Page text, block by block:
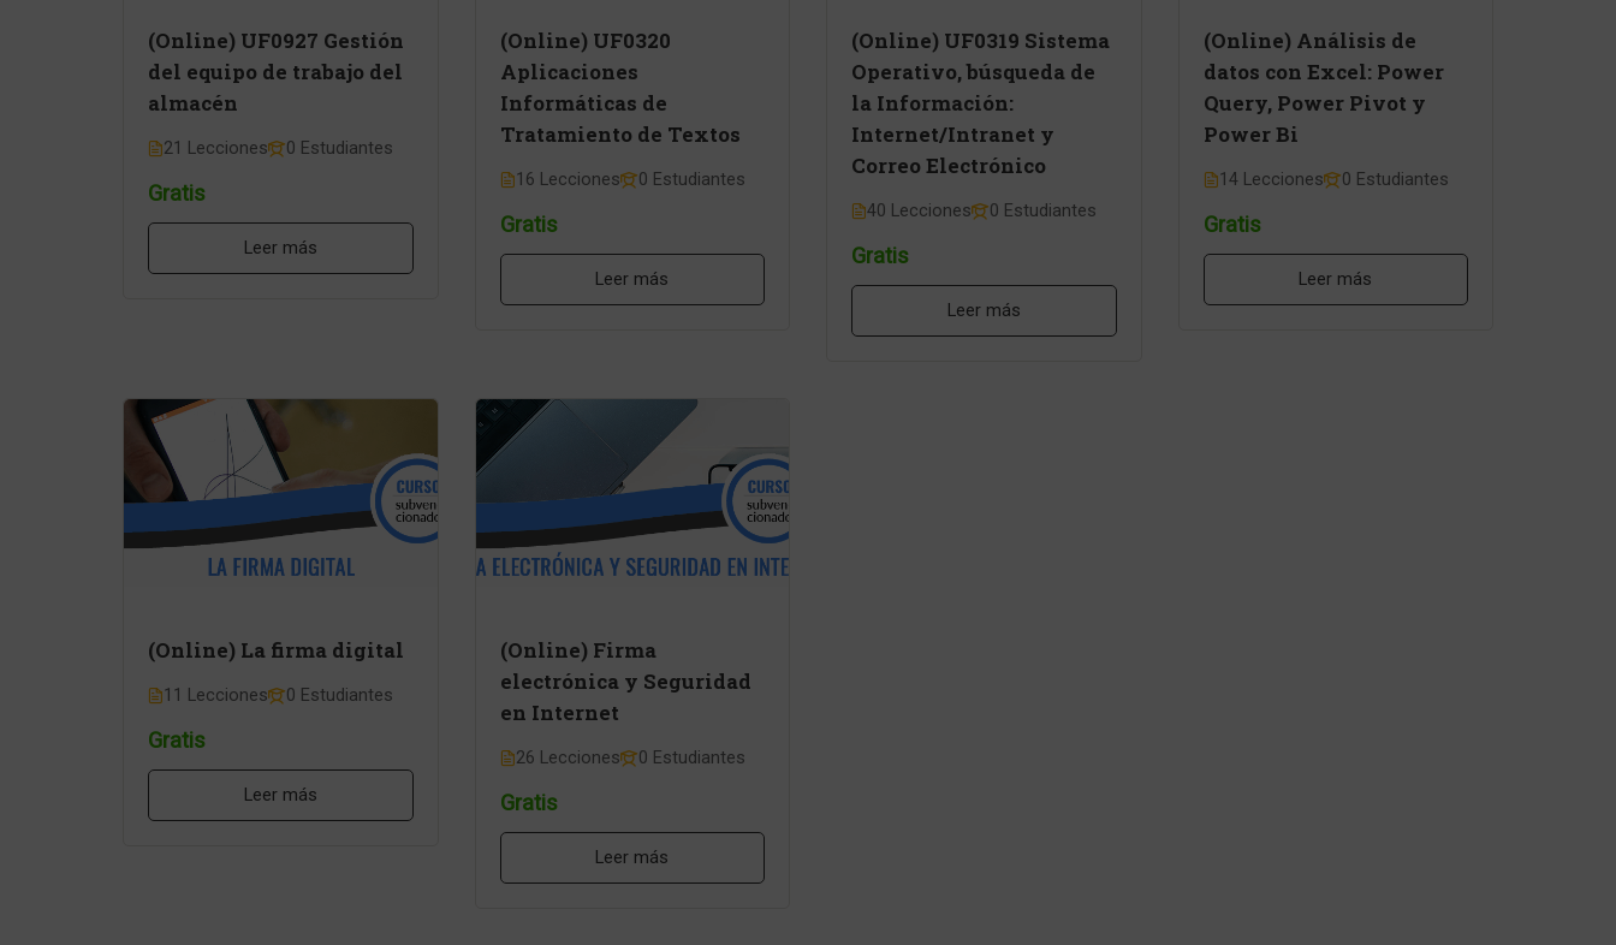
(Online) UF0927 Gestión
del equipo de trabajo del
almacén
21 Lecciones 0 Estudiantes
Gratis
Leer más
(Online) UF0320
Aplicaciones
Informáticas de
Tratamiento de Textos
16 Lecciones 0 Estudiantes
Gratis
Leer más
(Online) UF0319 Sistema
Operativo, búsqueda de
la Información:
Internet/Intranet y
Correo Electrónico
40 Lecciones 0 Estudiantes
Gratis
Leer más
(Online) Análisis de
datos con Excel: Power
Query, Power Pivot y
Power Bi
14 Lecciones 0 Estudiantes
Gratis
Leer más
(Online) La firma digital
11 Lecciones 0 Estudiantes
Gratis
Leer más
(Online) Firma
electrónica y Seguridad
en Internet
26 Lecciones 0 Estudiantes
Gratis
Leer más